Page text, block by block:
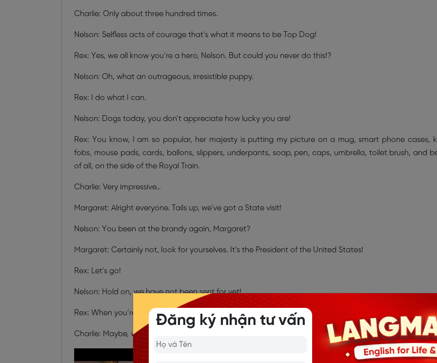
Charlie: Only about three hundred times.
Nelson: Selfless acts of courage that’s what it means to be Top Dog!
Rex: Yes, we all know you’re a hero, Nelson. But could you never do this!?
Nelson: Oh, what an outrageous, irresistible puppy.
Rex: I do what I can.
Nelson: Dogs today, you don’t appreciate how lucky you are!
Rex: You know, I am so popular, her majesty is putting my picture on a mug, smart phone cases,
fobs, mouse pads, cards, ballons, slippers, underpants, soap, pen, caps, umbrella, toilet brush, and
of all, on the side of the Royal Train.
Charlie: Very impressive…
Margaret: Alright everyone. Tails up, we’ve got a State visit!
Nelson: You been at the brandy again, Margaret?
Margaret: Certainly not, look for yourselves. It’s the President of the United States!
Rex: Let’s go!
Nelson: Hold on, we have not been sent for yet!
Rex: When you’re the top dog, you know you’re wanted!
Charlie: Maybe, we should all go.
Đăng ký nhận tư vấn